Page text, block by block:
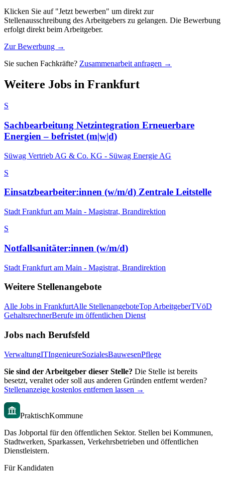
Klicken Sie auf "Jetzt bewerben" um direkt zur
Stellenausschreibung des Arbeitgebers zu gelangen. Die Bewerbung
erfolgt direkt beim Arbeitgeber.
Zur Bewerbung →
Sie suchen Fachkräfte? Zusammenarbeit anfragen →
Weitere Jobs in Frankfurt
S
Sachbearbeitung Netzintegration Erneuerbare
Energien ‒ befristet (m|w|d)
Süwag Vertrieb AG & Co. KG - Süwag Energie AG
S
Einsatzbearbeiter:innen (w/m/d) Zentrale Leitstelle
Stadt Frankfurt am Main - Magistrat, Brandirektion
S
Notfallsanitäter:innen (w/m/d)
Stadt Frankfurt am Main - Magistrat, Brandirektion
Weitere Stellenangebote
Alle Jobs in FrankfurtAlle StellenangeboteTop ArbeitgeberTVöD
GehaltsrechnerBerufe im öffentlichen Dienst
Jobs nach Berufsfeld
VerwaltungITIngenieureSozialesBauwesenPflege
Sie sind der Arbeitgeber dieser Stelle? Die Stelle ist bereits
besetzt, veraltet oder soll aus anderen Gründen entfernt werden?
Stellenanzeige kostenlos entfernen lassen →
PraktischKommune
Das Jobportal für den öffentlichen Sektor. Stellen bei Kommunen,
Stadtwerken, Sparkassen, Verkehrsbetrieben und öffentlichen
Dienstleistern.
Für Kandidaten